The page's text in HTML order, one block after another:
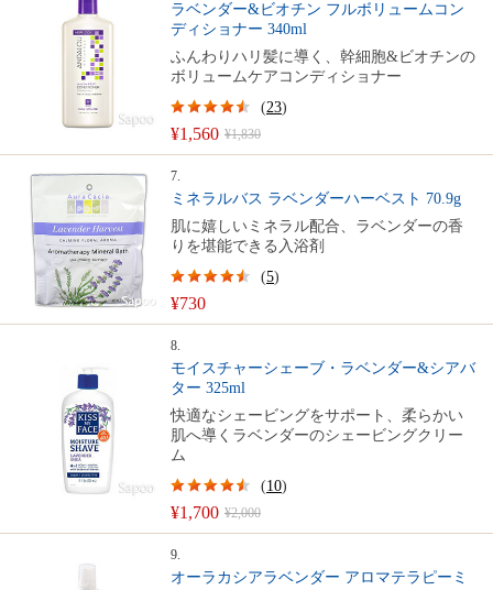
ラベンダー&ビオチン フルボリュームコン
ディショナー 340ml
ふんわりハリ髪に導く、幹細胞&ビオチンの
ボリュームケアコンディショナー
¥1,560 ¥1,830
(23)
7.
ミネラルバス ラベンダーハーベスト 70.9g
肌に嬉しいミネラル配合、ラベンダーの香
りを堪能できる入浴剤
¥730
(5)
8.
モイスチャーシェーブ・ラベンダー&シアバ
ター 325ml
快適なシェービングをサポート、柔らかい
肌へ導くラベンダーのシェービングクリー
ム
¥1,700 ¥2,000
(10)
9.
オーラカシアラベンダー アロマテラピーミ